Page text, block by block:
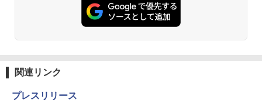
関連リンク
プレスリリース